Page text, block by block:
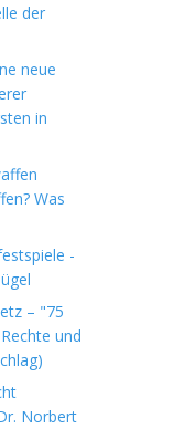
der
neue
in
Was
-
– "75
und
Norbert